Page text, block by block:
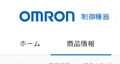
制御機器
ホーム 商品情報